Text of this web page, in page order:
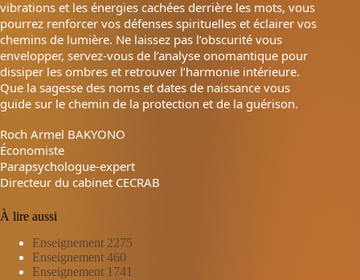
vibrations et les énergies cachées derrière les mots, vous
pourrez renforcer vos défenses spirituelles et éclairer vos
chemins de lumière. Ne laissez pas l’obscurité vous
envelopper, servez-vous de l’analyse onomantique pour
dissiper les ombres et retrouver l’harmonie intérieure.
Que la sagesse des noms et dates de naissance vous
guide sur le chemin de la protection et de la guérison.
Roch Armel BAKYONO
Économiste
Parapsychologue-expert
Directeur du cabinet CECRAB
À lire aussi
Enseignement 2275
Enseignement 460
Enseignement 1741